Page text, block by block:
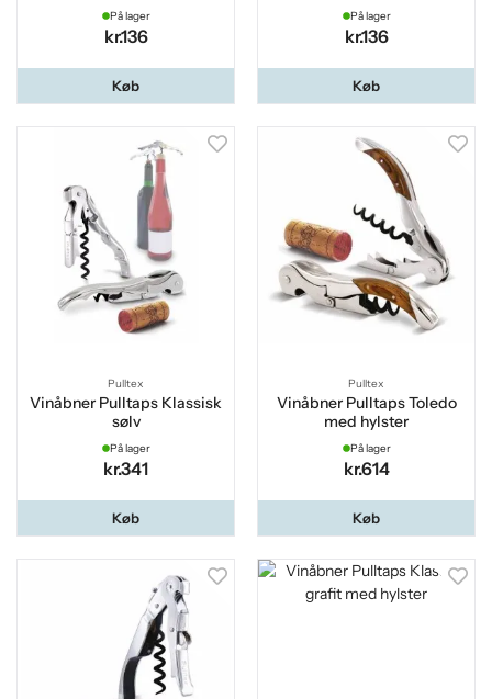
På lager
kr.136
Køb
På lager
kr.136
Køb
Pulltex
Vinåbner Pulltaps Klassisk
sølv
På lager
kr.341
Køb
Pulltex
Vinåbner Pulltaps Toledo
med hylster
På lager
kr.614
Køb